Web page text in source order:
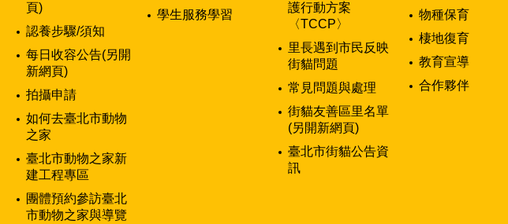
頁)
認養步驟/須知
每日收容公告(另開
新網頁)
拍攝申請
如何去臺北市動物
之家
臺北市動物之家新
建工程專區
團體預約參訪臺北
市動物之家與導覽
學生服務學習
護行動方案
〈TCCP〉
里長遇到市民反映
街貓問題
常見問題與處理
街貓友善區里名單
(另開新網頁)
臺北市街貓公告資
訊
物種保育
棲地復育
教育宣導
合作夥伴